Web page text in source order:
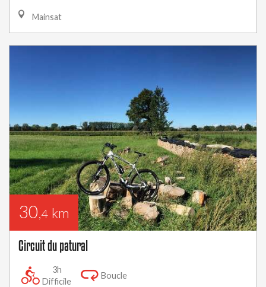
Mainsat
30,4 km
Circuit du patural
3h
Difficile
Boucle